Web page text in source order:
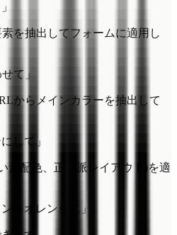
を抽出してフォームに適用し
て」
からメインカラーを抽出して
して」
た配色、正統派レイアウト)を適
をオレンジに」